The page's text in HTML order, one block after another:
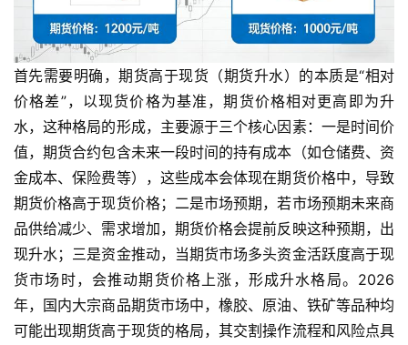
首先需要明确，期货高于现货（期货升水）的本质是“相对
价格差”，以现货价格为基准，期货价格相对更高即为升
水，这种格局的形成，主要源于三个核心因素：一是时间价
值，期货合约包含未来一段时间的持有成本（如仓储费、资
金成本、保险费等），这些成本会体现在期货价格中，导致
期货价格高于现货价格；二是市场预期，若市场预期未来商
品供给减少、需求增加，期货价格会提前反映这种预期，出
现升水；三是资金推动，当期货市场多头资金活跃度高于现
货市场时，会推动期货价格上涨，形成升水格局。2026
年，国内大宗商品期货市场中，橡胶、原油、铁矿等品种均
可能出现期货高于现货的格局，其交割操作流程和风险点具